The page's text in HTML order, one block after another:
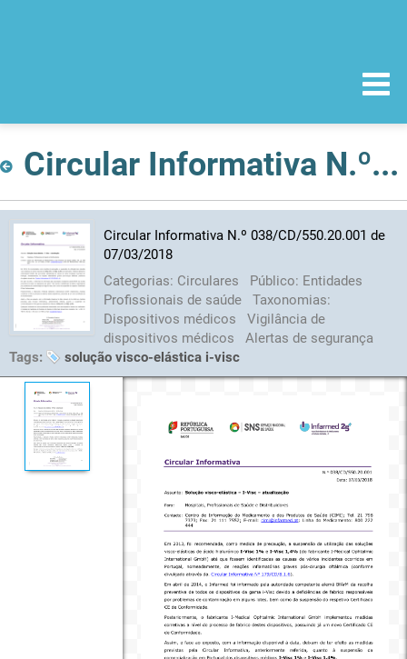
Circular Informativa N.º 038/CD/550.20.001 de 07/03/2018
Circular Informativa N.º 038/CD/550.20.001 de
07/03/2018
Categorias: Circulares Público: Entidades
Profissionais de saúde
Taxonomias:
Dispositivos médicos
Vigilância de
dispositivos médicos
Alertas de segurança
Tags:
solução visco-elástica i-visc